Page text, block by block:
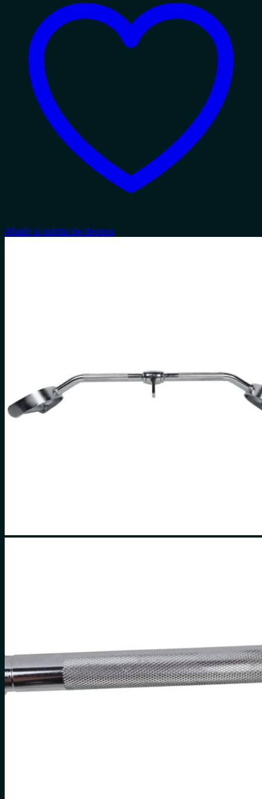
Añadir a la lista de deseos